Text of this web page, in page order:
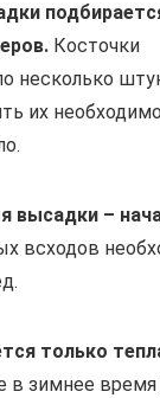
Косточки
несколько
их
высадки –
всходов
только
в зимнее время